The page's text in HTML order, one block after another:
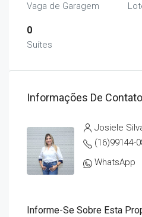
Vaga de Garagem
0
Suítes
Informações De Contato
Josiele
(16)99144-
WhatsApp
Informe-Se Sobre Esta